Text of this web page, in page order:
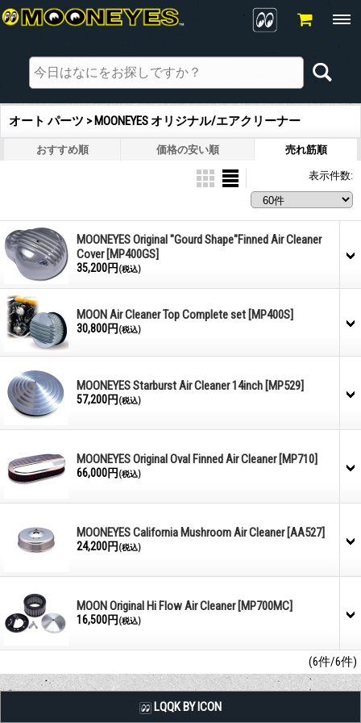
オート パーツ > MOONEYES オリジナル/エアクリーナー
おすすめ順 価格の安い順 売れ筋順
表示件数:
MOONEYES Original "Gourd Shape"Finned Air Cleaner
Cover [MP400GS]
35,200円 (税込)
MOON Air Cleaner Top Complete set [MP400S]
30,800円 (税込)
MOONEYES Starburst Air Cleaner 14inch [MP529]
57,200円 (税込)
MOONEYES Original Oval Finned Air Cleaner [MP710]
66,000円 (税込)
MOONEYES California Mushroom Air Cleaner [AA527]
24,200円 (税込)
MOON Original Hi Flow Air Cleaner [MP700MC]
16,500円 (税込)
(6件/6件)
LQQK BY ICON